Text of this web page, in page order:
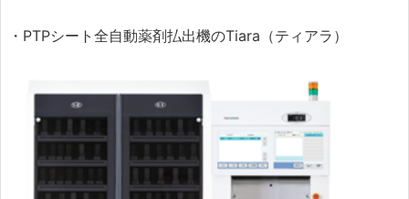
・PTPシート全自動薬剤払出機のTiara（ティアラ）